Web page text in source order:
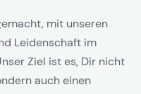
mit unseren
Leidenschaft im
Ziel ist es, Dir nicht
auch einen